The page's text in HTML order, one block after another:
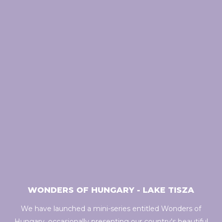
WONDERS OF HUNGARY - LAKE TISZA
We have launched a mini-series entitled Wonders of